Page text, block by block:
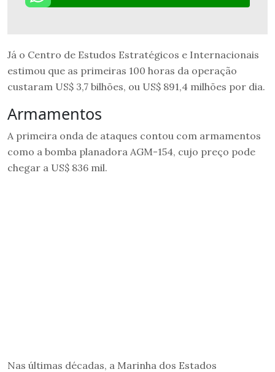
Já o Centro de Estudos Estratégicos e Internacionais
estimou que as primeiras 100 horas da operação
custaram US$ 3,7 bilhões, ou US$ 891,4 milhões por dia.
Armamentos
A primeira onda de ataques contou com armamentos
como a bomba planadora AGM-154, cujo preço pode
chegar a US$ 836 mil.
Nas últimas décadas, a Marinha dos Estados